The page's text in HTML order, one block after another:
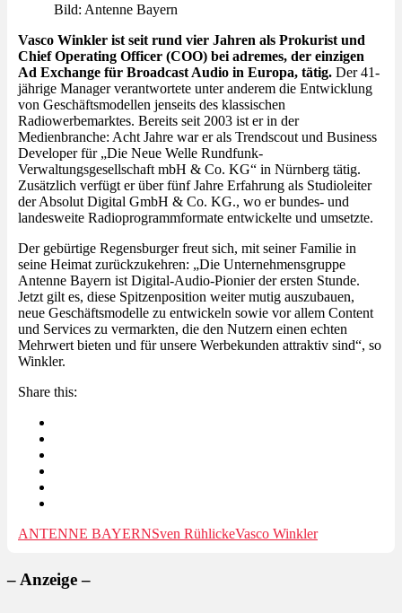
Bild: Antenne Bayern
Vasco Winkler ist seit rund vier Jahren als Prokurist und
Chief Operating Officer (COO) bei adremes, der einzigen
Ad Exchange für Broadcast Audio in Europa, tätig. Der 41-
jährige Manager verantwortete unter anderem die Entwicklung
von Geschäftsmodellen jenseits des klassischen
Radiowerbemarktes. Bereits seit 2003 ist er in der
Medienbranche: Acht Jahre war er als Trendscout und Business
Developer für „Die Neue Welle Rundfunk-
Verwaltungsgesellschaft mbH & Co. KG“ in Nürnberg tätig.
Zusätzlich verfügt er über fünf Jahre Erfahrung als Studioleiter
der Absolut Digital GmbH & Co. KG., wo er bundes- und
landesweite Radioprogrammformate entwickelte und umsetzte.
Der gebürtige Regensburger freut sich, mit seiner Familie in
seine Heimat zurückzukehren: „Die Unternehmensgruppe
Antenne Bayern ist Digital-Audio-Pionier der ersten Stunde.
Jetzt gilt es, diese Spitzenposition weiter mutig auszubauen,
neue Geschäftsmodelle zu entwickeln sowie vor allem Content
und Services zu vermarkten, die den Nutzern einen echten
Mehrwert bieten und für unsere Werbekunden attraktiv sind“, so
Winkler.
Share this:
ANTENNE BAYERNSven RühlickeVasco Winkler
– Anzeige –